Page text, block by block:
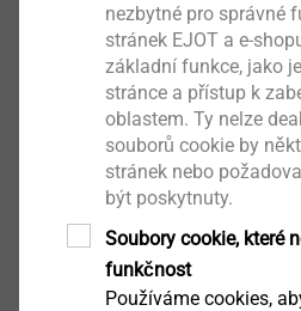
Zobrazit
Zobrazit
nezbytné pro správné
stránek EJOT a e-
základní funkce, jako
stránce a přístup k
oblastem. Ty nelze
souborů cookie by
stránek nebo
být poskytnuty.
Soubory cookie, které
funkčnost
Používáme cookies,